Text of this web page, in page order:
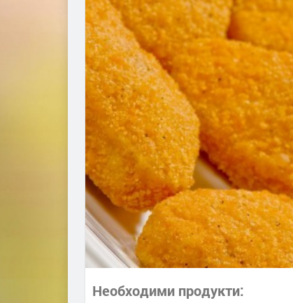
Необходими продукти